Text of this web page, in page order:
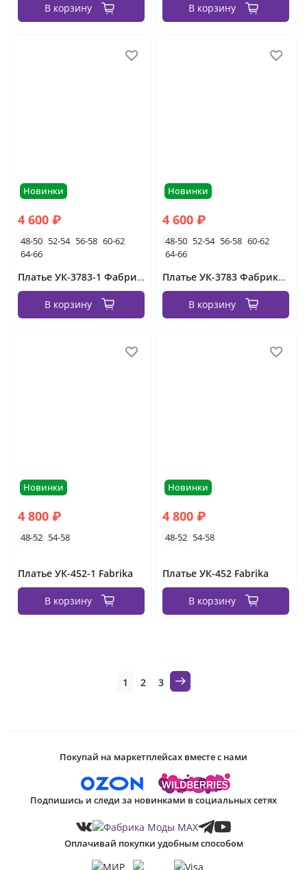
В корзину В корзину
Новинки
4 600 ₽
48-50 52-54 56-58 60-62
64-66
Платье УК-3783-1 Фабрика Моды
В корзину
Новинки
4 600 ₽
48-50 52-54 56-58 60-62
64-66
Платье УК-3783 Фабрика Моды
В корзину
Новинки
4 800 ₽
48-52 54-58
Платье УК-452-1 Fabrika
В корзину
Новинки
4 800 ₽
48-52 54-58
Платье УК-452 Fabrika
В корзину
1 2 3
Покупай на маркетплейсах вместе с нами
Подпишись и следи за новинками в социальных сетях
Оплачивай покупки удобным способом